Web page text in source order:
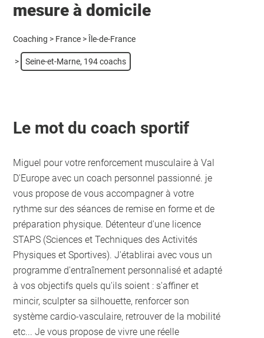
mesure à domicile
Coaching > France > Île-de-France
> Seine-et-Marne, 194 coachs
Le mot du coach sportif
Miguel pour votre renforcement musculaire à Val
D'Europe avec un coach personnel passionné. je
vous propose de vous accompagner à votre
rythme sur des séances de remise en forme et de
préparation physique. Détenteur d'une licence
STAPS (Sciences et Techniques des Activités
Physiques et Sportives). J'établirai avec vous un
programme d'entraînement personnalisé et adapté
à vos objectifs quels qu'ils soient : s'affiner et
mincir, sculpter sa silhouette, renforcer son
système cardio-vasculaire, retrouver de la mobilité
etc... Je vous propose de vivre une réelle